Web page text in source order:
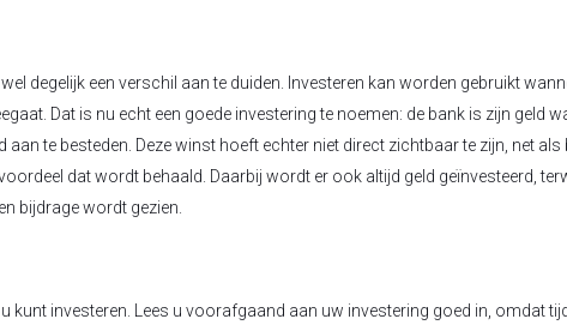
degelijk een verschil aan te duiden. Investeren kan worden gebruikt
Dat is nu echt een goede investering te noemen: de bank is zijn geld
te besteden. Deze winst hoeft echter niet direct zichtbaar te zijn, net als
dat wordt behaald. Daarbij wordt er ook altijd geld geïnvesteerd,
bijdrage wordt gezien.
investeren. Lees u voorafgaand aan uw investering goed in, omdat